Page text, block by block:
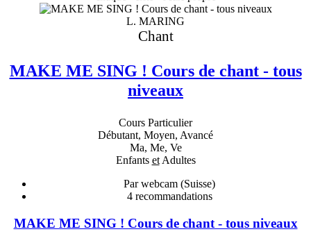
L. MARING
Chant
MAKE ME SING ! Cours de chant - tous
niveaux
Cours Particulier
Débutant, Moyen, Avancé
Ma, Me, Ve
Enfants etAdultes
Par webcam (Suisse)
4recommandations
MAKE ME SING ! Cours de chant - tous niveaux